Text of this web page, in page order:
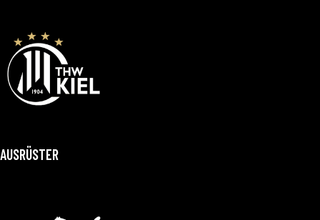
AUSRÜSTER